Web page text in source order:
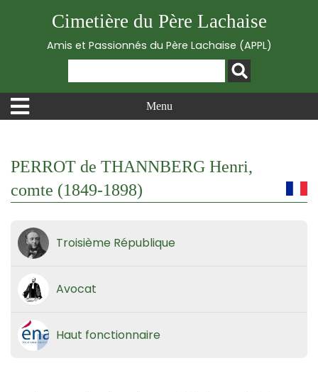
Cimetière du Père Lachaise
Amis et Passionnés du Père Lachaise (APPL)
Menu
PERROT de THANNBERG Henri,
comte (1849-1898)
Troisième République
Avocat
Haut fonctionnaire